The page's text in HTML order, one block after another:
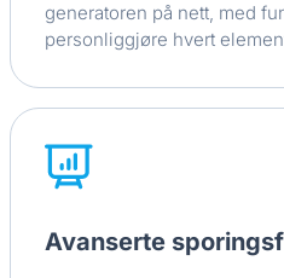
generatoren på nett, med
personliggjøre hvert
Avanserte